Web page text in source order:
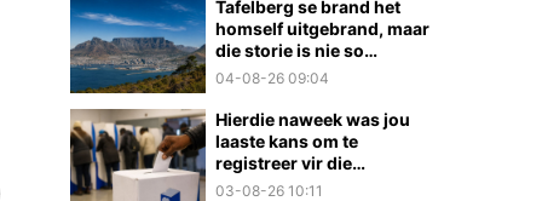
Tafelberg se brand het
homself uitgebrand, maar
die storie is nie so
eenvoudig nie
04-08-26 09:04
Hierdie naweek was jou
laaste kans om te
registreer vir die
munisipale verkiesings
03-08-26 10:11